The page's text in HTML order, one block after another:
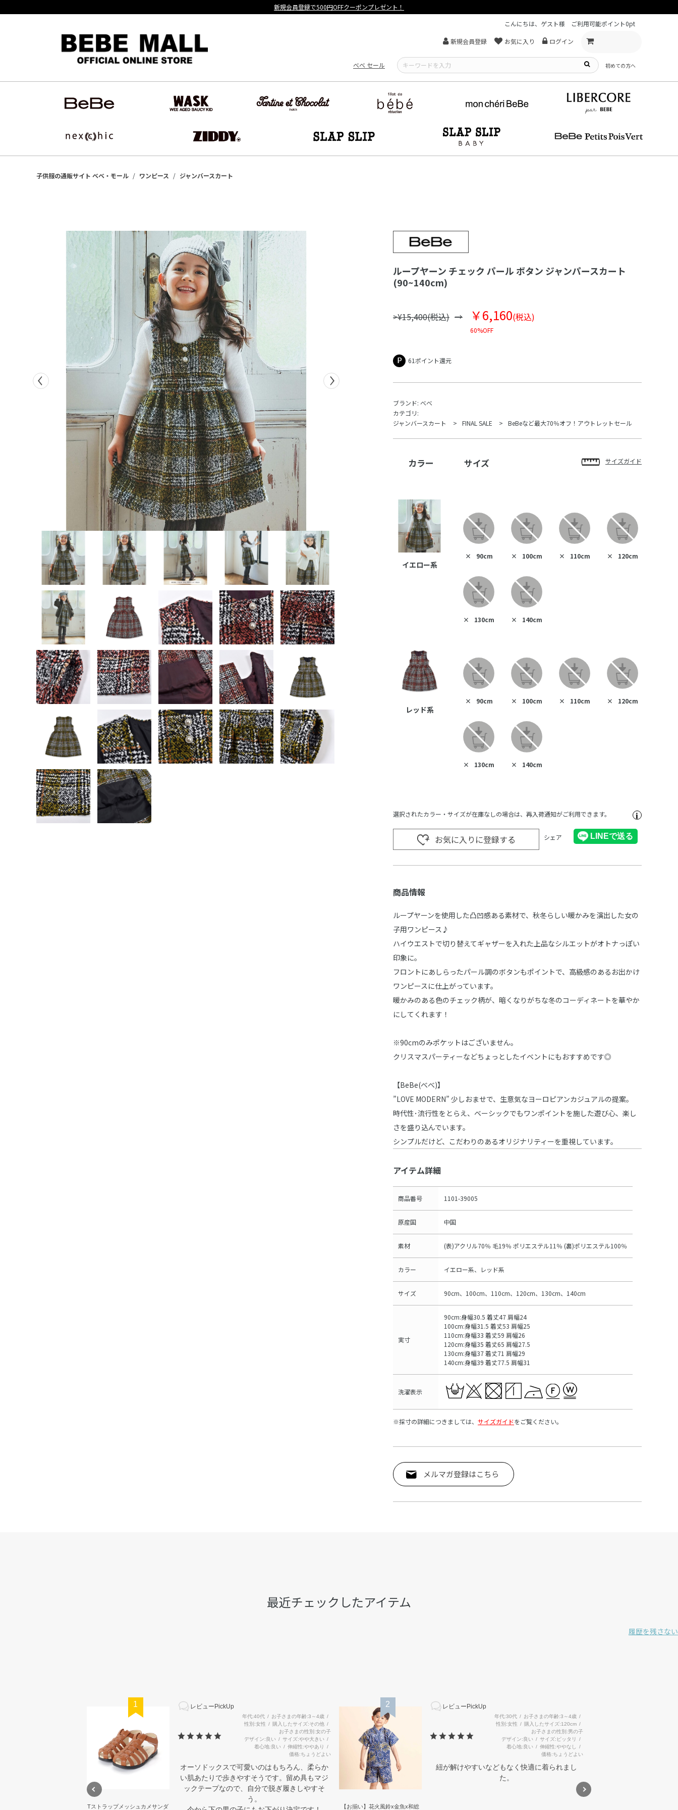
【重要】熊本地震による遅延可能性について
こんにちは、ゲスト様
ご利用可能ポイント0pt
新規会員登録 お気に入り ログイン
べべ セール 初めての方へ
子供服の通販サイト ベベ・モール ワンピース ジャンバースカート
ループヤーン チェック パール ボタン ジャンパースカート
(90~140cm)
>¥15,400(税込) ￥6,160(税込)
60%OFF
61ポイント還元
ブランド: べべ
カテゴリ:
ジャンバースカート
FINAL SALE BeBeなど最大70％オフ！アウトレットセール
カラー サイズ サイズガイド
イエロー系
× 90cm × 100cm × 110cm × 120cm
× 130cm × 140cm
レッド系
× 90cm × 100cm × 110cm × 120cm
× 130cm × 140cm
選択されたカラー・サイズが在庫なしの場合は、再入荷通知がご利用できます。
お気に入りに登録する シェア
商品情報
ループヤーンを使用した凸凹感ある素材で、秋冬らしい暖かみを演出した女の
子用ワンピース♪
ハイウエストで切り替えてギャザーを入れた上品なシルエットがオトナっぽい
印象に。
フロントにあしらったパール調のボタンもポイントで、高級感のあるお出かけ
ワンピースに仕上がっています。
暖かみのある色のチェック柄が、暗くなりがちな冬のコーディネートを華やか
にしてくれます！
※90cmのみポケットはございません。
クリスマスパーティーなどちょっとしたイベントにもおすすめです◎
【BeBe(べべ)】
”LOVE MODERN” 少しおませで、生意気なヨーロピアンカジュアルの提案。
時代性･流行性をとらえ、ベーシックでもワンポイントを施した遊び心、楽し
さを盛り込んでいます。
シンプルだけど、こだわりのあるオリジナリティーを重視しています。
アイテム詳細
商品番号 1101-39005
原産国 中国
素材 (表)アクリル70％ 毛19％ ポリエステル11％ (裏)ポリエステル100％
カラー イエロー系、レッド系
サイズ 90cm、100cm、110cm、120cm、130cm、140cm
実寸
90cm:身幅30.5 着丈47 肩幅24
100cm:身幅31.5 着丈53 肩幅25
110cm:身幅33 着丈59 肩幅26
120cm:身幅35 着丈65 肩幅27.5
130cm:身幅37 着丈71 肩幅29
140cm:身幅39 着丈77.5 肩幅31
洗濯表示
※採寸の詳細につきましては、 サイズガイドをご覧ください。
メルマガ登録はこちら
最近チェックしたアイテム
履歴を残さない
1
Tストラップメッシュカメサンダ
レビューPickUp
年代 40代 お子さまの年齢 3～4歳
性別 女性 購入したサイズ その他
お子さまの性別 女の子
デザイン 良い サイズ やや大きい
着心地 良い 伸縮性 ややあり
価格 ちょうどよい
オーソドックスで可愛いのはもちろん、柔らか
い肌あたりで歩きやすそうです。留め具もマジ
ックテープなので、自分で脱ぎ履きしやすそ
う。
2
【お揃い】花火風鈴x金魚x和総
レビューPickUp
年代 30代 お子さまの年齢 3～4歳
性別 女性 購入したサイズ 120cm
お子さまの性別 男の子
デザイン 良い サイズ ピッタリ
着心地 良い 伸縮性 ややなし
価格 ちょうどよい
紐が解けやすいなどもなく快適に着られまし
た。